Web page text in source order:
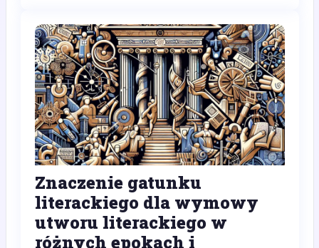
Znaczenie gatunku
literackiego dla wymowy
utworu literackiego w
różnych epokach i